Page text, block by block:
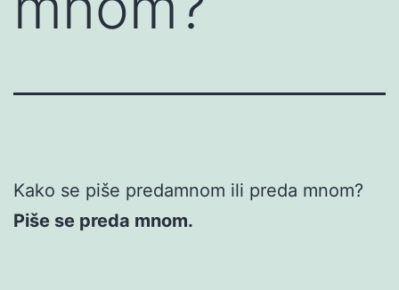
Kako se piše predamnom ili preda mnom?
Piše se preda mnom.